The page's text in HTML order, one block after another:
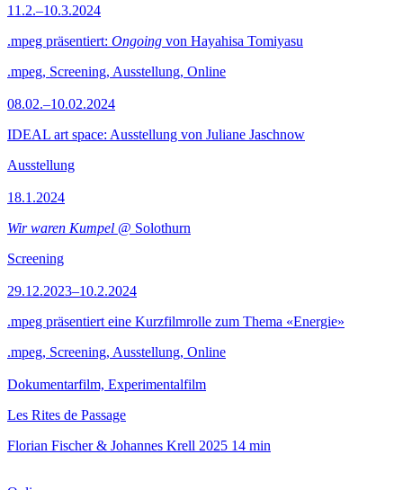
11.2.–10.3.2024
.mpeg präsentiert: Ongoing von Hayahisa Tomiyasu
.mpeg, Screening, Ausstellung, Online
08.02.–10.02.2024
IDEAL art space: Ausstellung von Juliane Jaschnow
Ausstellung
18.1.2024
Wir waren Kumpel @ Solothurn
Screening
29.12.2023–10.2.2024
.mpeg präsentiert eine Kurzfilmrolle zum Thema «Energie»
.mpeg, Screening, Ausstellung, Online
Dokumentarfilm, Experimentalfilm
Les Rites de Passage
Florian Fischer & Johannes Krell 2025 14 min